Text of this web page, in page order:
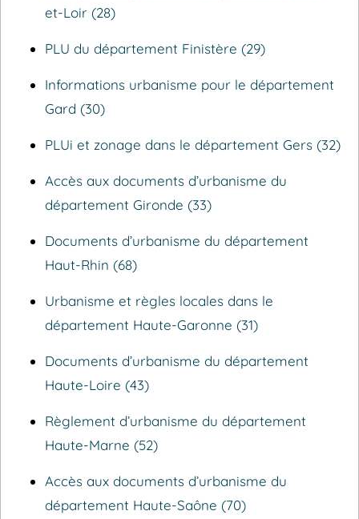
et-Loir (28)
PLU du département Finistère (29)
Informations urbanisme pour le département
Gard (30)
PLUi et zonage dans le département Gers (32)
Accès aux documents d’urbanisme du
département Gironde (33)
Documents d’urbanisme du département
Haut-Rhin (68)
Urbanisme et règles locales dans le
département Haute-Garonne (31)
Documents d’urbanisme du département
Haute-Loire (43)
Règlement d’urbanisme du département
Haute-Marne (52)
Accès aux documents d’urbanisme du
département Haute-Saône (70)